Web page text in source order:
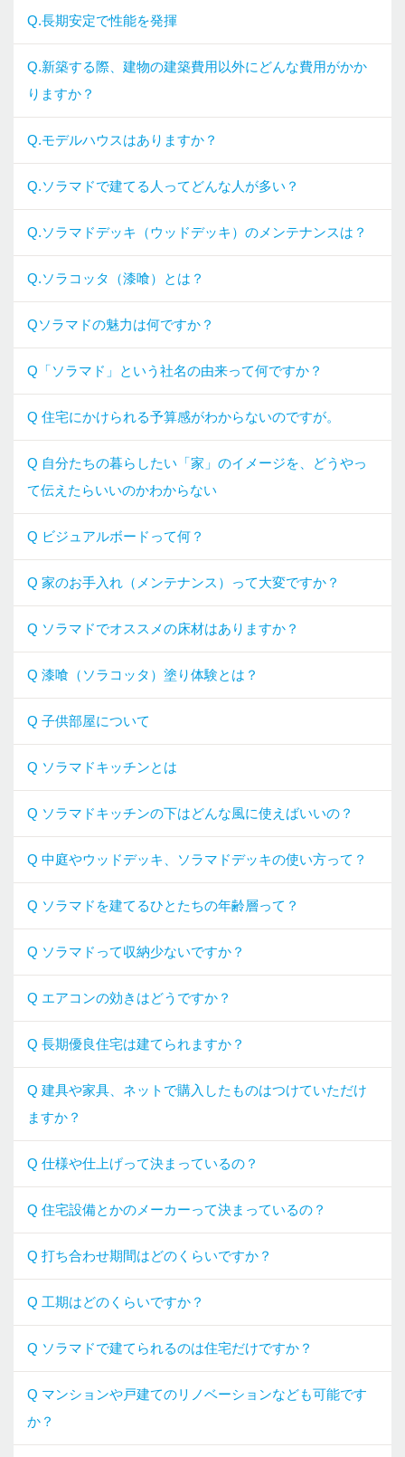
Q.長期安定で性能を発揮
Q.新築する際、建物の建築費用以外にどんな費用がかか
りますか？
Q.モデルハウスはありますか？
Q.ソラマドで建てる人ってどんな人が多い？
Q.ソラマドデッキ（ウッドデッキ）のメンテナンスは？
Q.ソラコッタ（漆喰）とは？
Qソラマドの魅力は何ですか？
Q「ソラマド」という社名の由来って何ですか？
Q 住宅にかけられる予算感がわからないのですが。
Q 自分たちの暮らしたい「家」のイメージを、どうやっ
て伝えたらいいのかわからない
Q ビジュアルボードって何？
Q 家のお手入れ（メンテナンス）って大変ですか？
Q ソラマドでオススメの床材はありますか？
Q 漆喰（ソラコッタ）塗り体験とは？
Q 子供部屋について
Q ソラマドキッチンとは
Q ソラマドキッチンの下はどんな風に使えばいいの？
Q 中庭やウッドデッキ、ソラマドデッキの使い方って？
Q ソラマドを建てるひとたちの年齢層って？
Q ソラマドって収納少ないですか？
Q エアコンの効きはどうですか？
Q 長期優良住宅は建てられますか？
Q 建具や家具、ネットで購入したものはつけていただけ
ますか？
Q 仕様や仕上げって決まっているの？
Q 住宅設備とかのメーカーって決まっているの？
Q 打ち合わせ期間はどのくらいですか？
Q 工期はどのくらいですか？
Q ソラマドで建てられるのは住宅だけですか？
Q マンションや戸建てのリノベーションなども可能です
か？